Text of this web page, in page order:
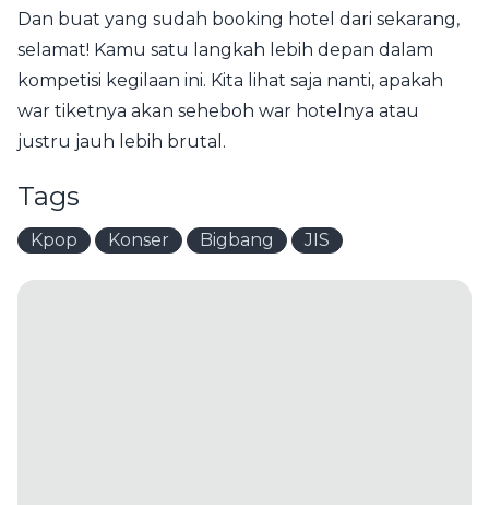
Dan buat yang sudah booking hotel dari sekarang,
selamat! Kamu satu langkah lebih depan dalam
kompetisi kegilaan ini. Kita lihat saja nanti, apakah
war tiketnya akan seheboh war hotelnya atau
justru jauh lebih brutal.
Tags
Kpop Konser Bigbang JIS